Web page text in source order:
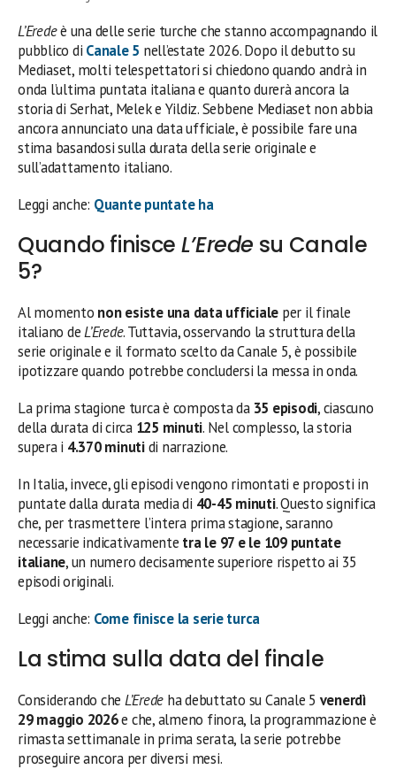
L’Eredeè una delle serie turche che stanno accompagnando il
pubblico di Canale 5 nell’estate 2026. Dopo il debutto su
Mediaset, molti telespettatori si chiedono quando andrà in
onda l’ultima puntata italiana e quanto durerà ancora la
storia di Serhat, Melek e Yildiz. Sebbene Mediaset non abbia
ancora annunciato una data ufficiale, è possibile fare una
stima basandosi sulla durata della serie originale e
sull’adattamento italiano.
Leggi anche: Quante puntate ha
Quando finisce L’Erede su Canale
5?
Al momento non esiste una data ufficiale per il finale
italiano deL’Erede. Tuttavia, osservando la struttura della
serie originale e il formato scelto da Canale 5, è possibile
ipotizzare quando potrebbe concludersi la messa in onda.
La prima stagione turca è composta da 35 episodi, ciascuno
della durata di circa 125 minuti. Nel complesso, la storia
supera i 4.370 minutidi narrazione.
In Italia, invece, gli episodi vengono rimontati e proposti in
puntate dalla durata media di 40-45 minuti. Questo significa
che, per trasmettere l’intera prima stagione, saranno
necessarie indicativamente tra le 97 e le 109 puntate
italiane, un numero decisamente superiore rispetto ai 35
episodi originali.
Leggi anche: Come finisce la serie turca
La stima sulla data del finale
Considerando che L’Erede ha debuttato su Canale 5 venerdì
29 maggio 2026e che, almeno finora, la programmazione è
rimasta settimanale in prima serata, la serie potrebbe
proseguire ancora per diversi mesi.